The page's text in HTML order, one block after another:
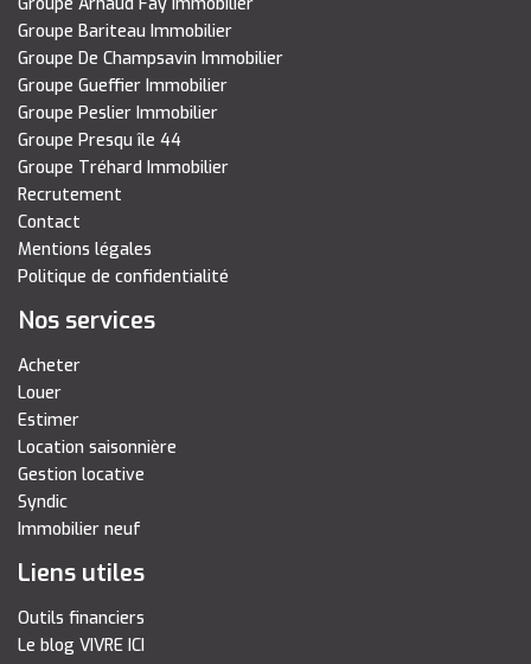
Groupe Bariteau Immobilier
Groupe De Champsavin Immobilier
Groupe Gueffier Immobilier
Groupe Peslier Immobilier
Groupe Presqu île 44
Groupe Tréhard Immobilier
Recrutement
Contact
Mentions légales
Politique de confidentialité
Nos services
Acheter
Louer
Estimer
Location saisonnière
Gestion locative
Syndic
Immobilier neuf
Liens utiles
Outils financiers
Le blog VIVRE ICI